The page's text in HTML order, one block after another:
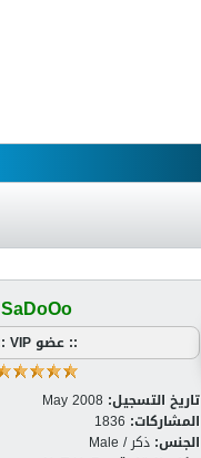
SaDoOo
:: عضو VIP ::
تاريخ التسجيل: May 2008
المشاركات: 1836
الجنس: ذكر / Male